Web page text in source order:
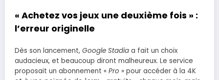
« Achetez vos jeux une deuxième fois » :
l’erreur originelle
Dès son lancement, Google Stadia a fait un choix
audacieux, et beaucoup diront malheureux. Le service
proposait un abonnement « Pro » pour accéder à la 4K